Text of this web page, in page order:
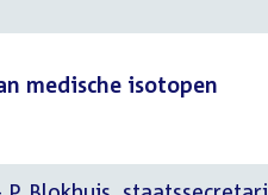
medische isotopen